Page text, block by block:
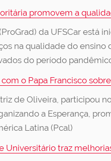
promovem a
da UFSCar
na qualidade do
do período
o Papa Francisco
de Oliveira, participou
a Esperança,
Latina (Pcal)
Universitário traz